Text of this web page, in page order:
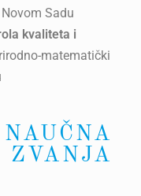
Sadu
kvaliteta i
matematički
ZVANJA